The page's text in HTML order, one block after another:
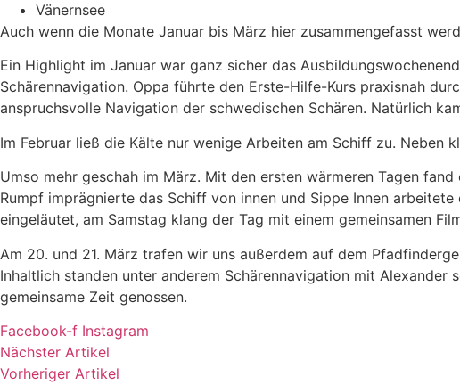
Vänernsee
Auch wenn die Monate Januar bis März hier zusammengefasst
Ein Highlight im Januar war ganz sicher das
Schärennavigation. Oppa führte den Erste-Hilfe-Kurs praxisnah
anspruchsvolle Navigation der schwedischen Schären. Natürlich
Im Februar ließ die Kälte nur wenige Arbeiten am Schiff zu. Neben
Umso mehr geschah im März. Mit den ersten wärmeren Tagen
Rumpf imprägnierte das Schiff von innen und Sippe Innen
eingeläutet, am Samstag klang der Tag mit einem gemeinsamen
Am 20. und 21. März trafen wir uns außerdem auf dem
Inhaltlich standen unter anderem Schärennavigation mit
gemeinsame Zeit genossen.
Facebook-f Instagram
Nächster Artikel
Vorheriger Artikel